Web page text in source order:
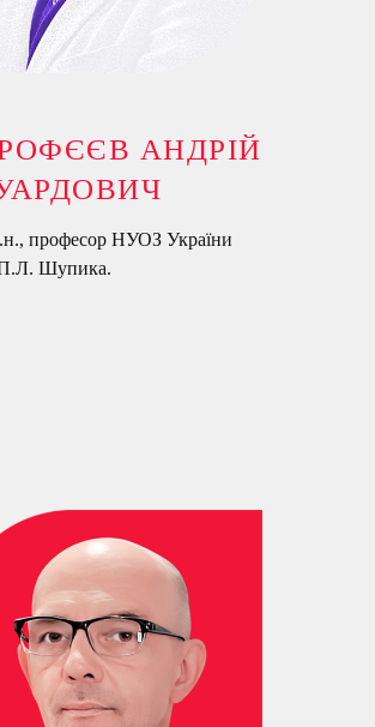
АНДРІЙ
професор НУОЗ України
П.Л. Шупика.